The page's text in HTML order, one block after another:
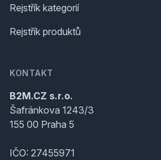
Rejstřík kategorií
Rejstřík produktů
KONTAKT
B2M.CZ s.r.o.
Šafránkova 1243/3
155 00 Praha 5
IČO: 27455971